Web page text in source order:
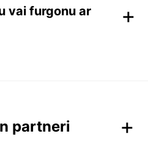
vai furgonu ar
+
partneri